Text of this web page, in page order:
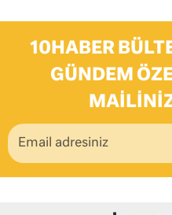
10HABER
GÜNDEM